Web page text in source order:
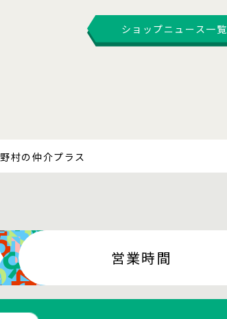
ショップニュース一覧
野村の仲介プラス
営業時間